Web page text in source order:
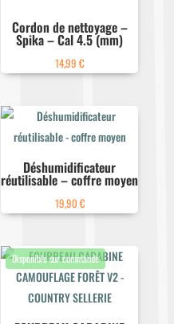
Cordon de nettoyage –
Spika – Cal 4.5 (mm)
14,99€
Déshumidificateur
réutilisable – coffre moyen
19,90 €